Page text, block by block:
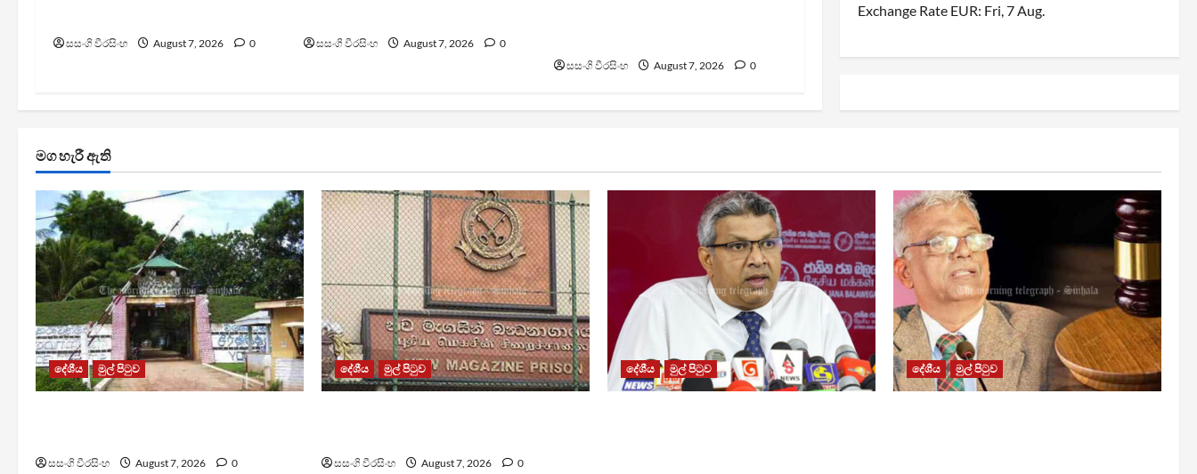
සසංගි වීරසිංහ August 7, 2026 0 සසංගි වීරසිංහ August 7, 2026 0
සසංගි වීරසිංහ August 7, 2026 0
Exchange Rate EUR: Fri, 7 Aug.
මග හැරී ඇති
දේශීය මුල් පිටුව
සසංගි වීරසිංහ August 7, 2026 0
දේශීය මුල් පිටුව
සසංගි වීරසිංහ August 7, 2026 0
දේශීය මුල් පිටුව දේශීය මුල් පිටුව